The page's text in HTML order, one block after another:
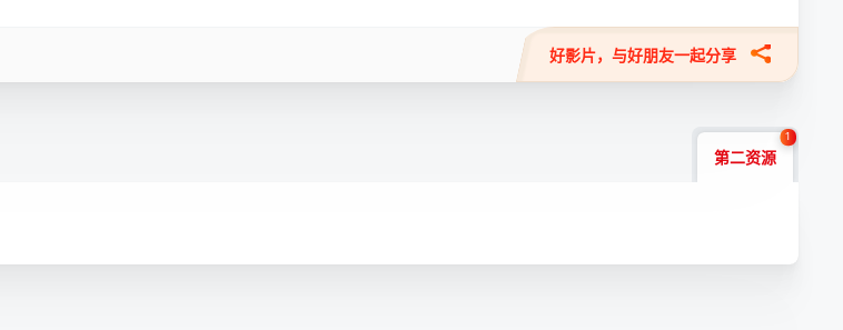
好影片，与好朋友一起分享
第二资源
1